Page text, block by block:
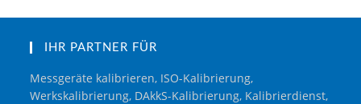
IHR PARTNER FÜR
Messgeräte kalibrieren, ISO-Kalibrierung,
Werkskalibrierung, DAkkS-Kalibrierung, Kalibrierdienst,